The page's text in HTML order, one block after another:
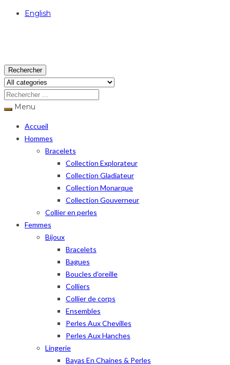
English
Rechercher
Menu
Accueil
Hommes
Bracelets
Collection Explorateur
Collection Gladiateur
Collection Monarque
Collection Gouverneur
Collier en perles
Femmes
Bijoux
Bracelets
Bagues
Boucles d’oreille
Colliers
Collier de corps
Ensembles
Perles Aux Chevilles
Perles Aux Hanches
Lingerie
Bayas En Chaines & Perles